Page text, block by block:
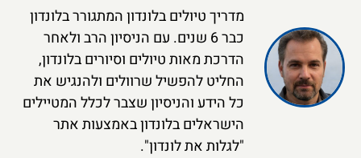
מדריך טיולים בלונדון המתגורר בלונדון
כבר 6 שנים. עם הניסיון הרב ולאחר
הדרכת מאות טיולים וסיורים בלונדון,
החליט להפשיל שרוולים ולהנגיש את
כל הידע והניסיון שצבר לכלל המטיילים
הישראלים בלונדון באמצעות אתר
"לגלות את לונדון".